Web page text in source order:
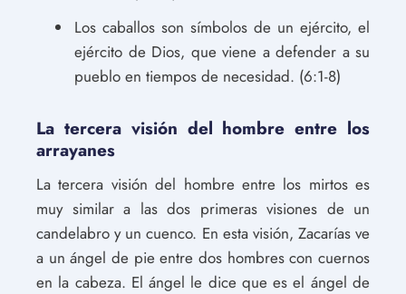
Los caballos son símbolos de un ejército, el
ejército de Dios, que viene a defender a su
pueblo en tiempos de necesidad. (6:1-8)
La tercera visión del hombre entre los
arrayanes
La tercera visión del hombre entre los mirtos es
muy similar a las dos primeras visiones de un
candelabro y un cuenco. En esta visión, Zacarías ve
a un ángel de pie entre dos hombres con cuernos
en la cabeza. El ángel le dice que es el ángel de